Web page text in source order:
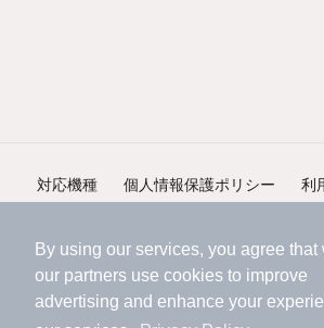
By using our services, you agree that
our partners use cookies to improve
advertising and enhance your
対応機種 個人情報保護ポリシー 利